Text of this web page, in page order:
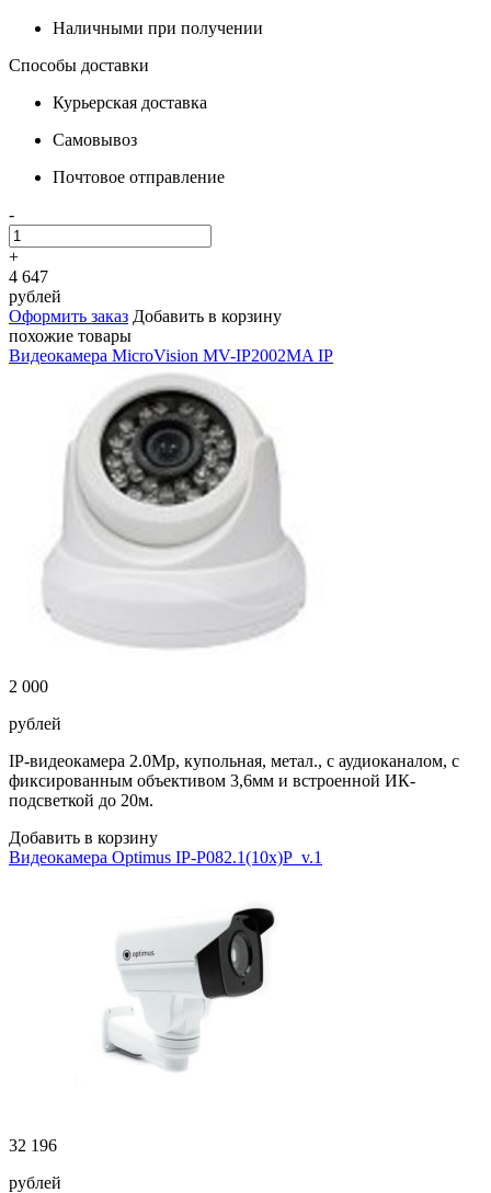
Наличными при получении
Способы доставки
Курьерская доставка
Самовывоз
Почтовое отправление
-
+
4 647
рублей
Оформить заказ Добавить в корзину
похожие товары
Видеокамера MicroVision MV-IP2002MA IP
2 000
рублей
IP-видеокамера 2.0Mp, купольная, метал., с аудиоканалом, с
фиксированным объективом 3,6мм и встроенной ИК-
подсветкой до 20м.
Добавить в корзину
Видеокамера Optimus IP-P082.1(10x)P_v.1
32 196
рублей